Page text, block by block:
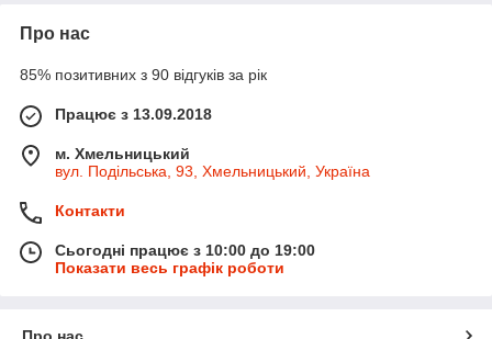
Про нас
85% позитивних з 90 відгуків за рік
Працює з 13.09.2018
м. Хмельницький
вул. Подільська, 93, Хмельницький, Україна
Контакти
Сьогодні працює з 10:00 до 19:00
Показати весь графік роботи
Про нас